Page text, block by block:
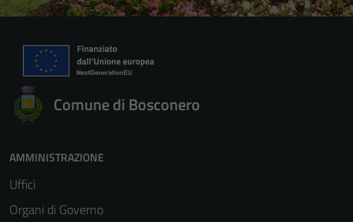
Comune di Bosconero
AMMINISTRAZIONE
Uffici
Organi di Governo